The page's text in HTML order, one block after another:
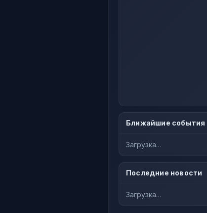
Ближайшие события
Загрузка…
Последние новости
Загрузка…